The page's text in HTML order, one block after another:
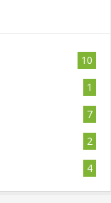
10
1
7
2
4